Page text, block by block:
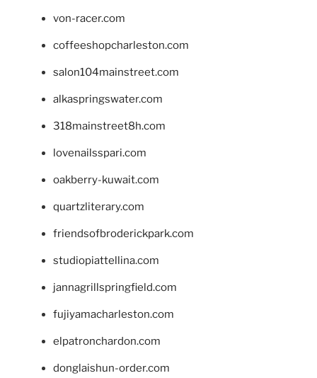
von-racer.com
coffeeshopcharleston.com
salon104mainstreet.com
alkaspringswater.com
318mainstreet8h.com
lovenailsspari.com
oakberry-kuwait.com
quartzliterary.com
friendsofbroderickpark.com
studiopiattellina.com
jannagrillspringfield.com
fujiyamacharleston.com
elpatronchardon.com
donglaishun-order.com